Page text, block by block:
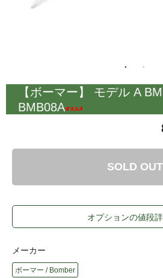
【ボーマー】 モデル A
BMB08A
SOLD OUT
オプションの値段
メーカー
ボーマー / Bomber